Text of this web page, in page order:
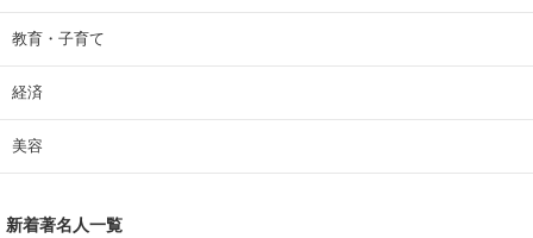
教育・子育て
経済
美容
新着著名人一覧